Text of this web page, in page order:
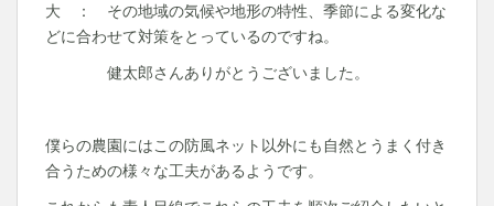
大 ： その地域の気候や地形の特性、季節による変化な
どに合わせて対策をとっているのですね。
健太郎さんありがとうございました。
僕らの農園にはこの防風ネット以外にも自然とうまく付き
合うための様々な工夫があるようです。